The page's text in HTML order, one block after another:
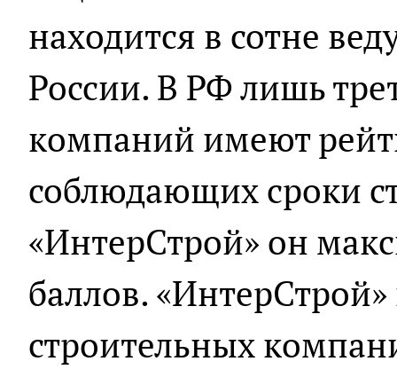
находится в сотне
России. В РФ лишь
компаний имеют
соблюдающих сроки
«ИнтерСтрой» он
баллов.
строительных